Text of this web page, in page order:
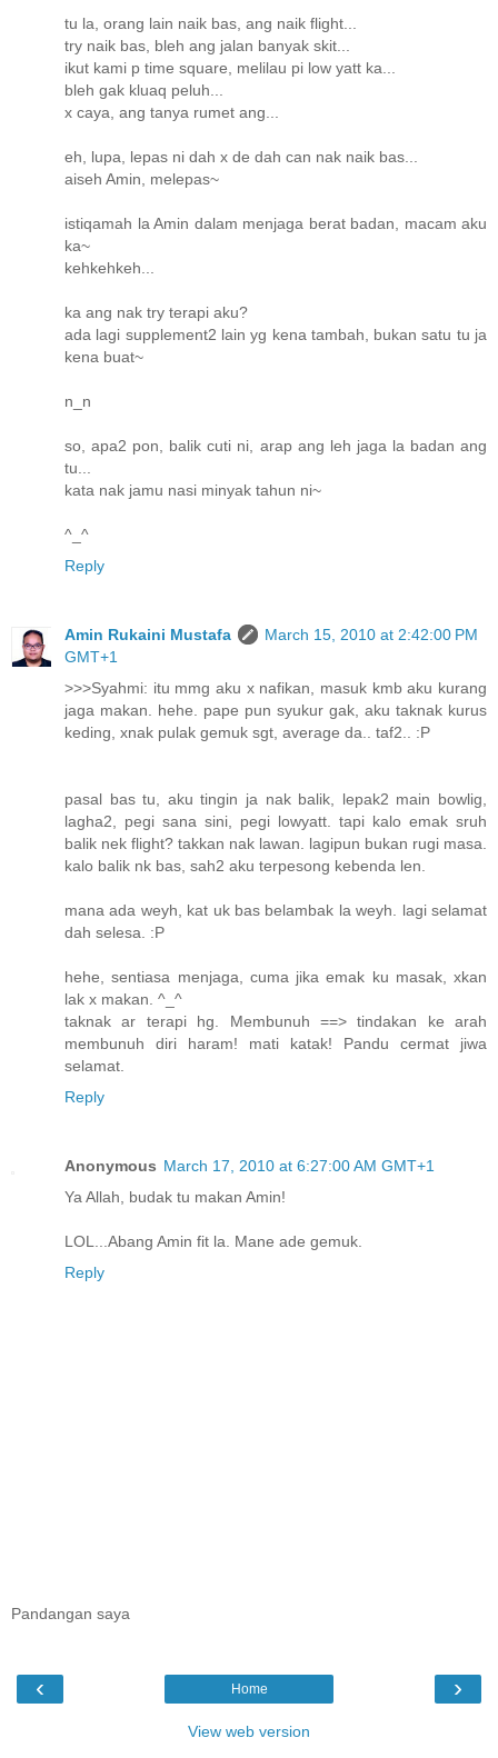
tu la, orang lain naik bas, ang naik flight...
try naik bas, bleh ang jalan banyak skit...
ikut kami p time square, melilau pi low yatt ka...
bleh gak kluaq peluh...
x caya, ang tanya rumet ang...
eh, lupa, lepas ni dah x de dah can nak naik bas...
aiseh Amin, melepas~
istiqamah la Amin dalam menjaga berat badan, macam aku
ka~
kehkehkeh...
ka ang nak try terapi aku?
ada lagi supplement2 lain yg kena tambah, bukan satu tu ja
kena buat~
n_n
so, apa2 pon, balik cuti ni, arap ang leh jaga la badan ang
tu...
kata nak jamu nasi minyak tahun ni~
^_^
Reply
Amin Rukaini Mustafa
March 15, 2010 at 2:42:00 PM
GMT+1
>>>Syahmi: itu mmg aku x nafikan, masuk kmb aku kurang
jaga makan. hehe. pape pun syukur gak, aku taknak kurus
keding, xnak pulak gemuk sgt, average da.. taf2.. :P
pasal bas tu, aku tingin ja nak balik, lepak2 main bowlig,
lagha2, pegi sana sini, pegi lowyatt. tapi kalo emak sruh
balik nek flight? takkan nak lawan. lagipun bukan rugi masa.
kalo balik nk bas, sah2 aku terpesong kebenda len.
mana ada weyh, kat uk bas belambak la weyh. lagi selamat
dah selesa. :P
hehe, sentiasa menjaga, cuma jika emak ku masak, xkan
lak x makan. ^_^
taknak ar terapi hg. Membunuh ==> tindakan ke arah
membunuh diri haram! mati katak! Pandu cermat jiwa
selamat.
Reply
Anonymous March 17, 2010 at 6:27:00 AM GMT+1
Ya Allah, budak tu makan Amin!
LOL...Abang Amin fit la. Mane ade gemuk.
Reply
Pandangan saya
‹ ›
Home
View web version